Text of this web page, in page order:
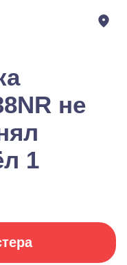
не
1